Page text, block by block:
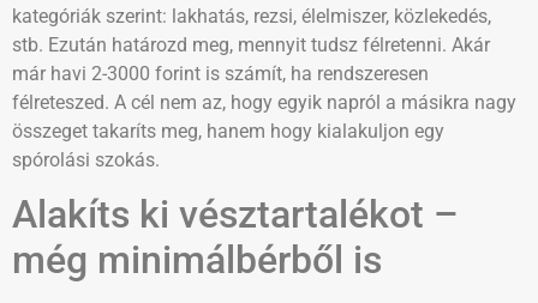
kategóriák szerint: lakhatás, rezsi, élelmiszer, közlekedés,
stb. Ezután határozd meg, mennyit tudsz félretenni. Akár
már havi 2-3000 forint is számít, ha rendszeresen
félreteszed. A cél nem az, hogy egyik napról a másikra nagy
összeget takaríts meg, hanem hogy kialakuljon egy
spórolási szokás.
Alakíts ki vésztartalékot –
még minimálbérből is